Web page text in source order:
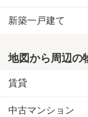
新築一戸建て
地図から周辺の
賃貸
中古マンション